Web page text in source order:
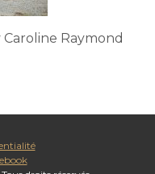
Caroline Raymond